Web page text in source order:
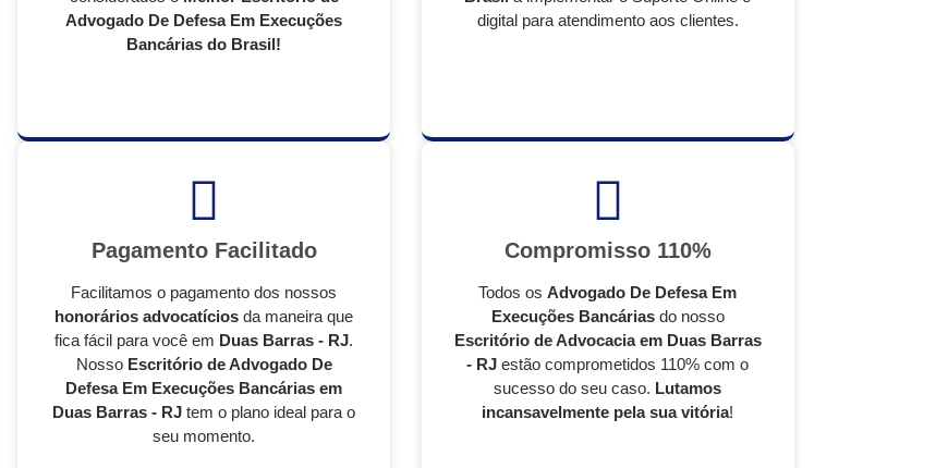
Advogado De Defesa Em Execuções
Bancárias do Brasil!
digital para atendimento aos clientes.
Pagamento Facilitado
Facilitamos o pagamento dos nossos
honorários advocatícios da maneira que
fica fácil para você em Duas Barras - RJ.
Nosso Escritório de Advogado De
Defesa Em Execuções Bancárias em
Duas Barras - RJ tem o plano ideal para o
seu momento.
Compromisso 110%
Todos os Advogado De Defesa Em
Execuções Bancáriasdo nosso
Escritório de Advocacia em Duas Barras
- RJ estão comprometidos 110% com o
sucesso do seu caso. Lutamos
incansavelmente pela sua vitória!